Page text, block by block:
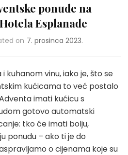
ponude na
Esplanade
on 7. prosinca 2023.
kuhanom vinu, iako je, što se
kućicama to već postalo
imati kućicu s
gotovo automatski
tko će imati bolju,
ponudu – ako ti je do
o cijenama koje su